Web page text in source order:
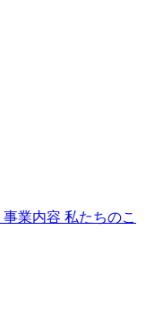
事業内容 私たちのこ